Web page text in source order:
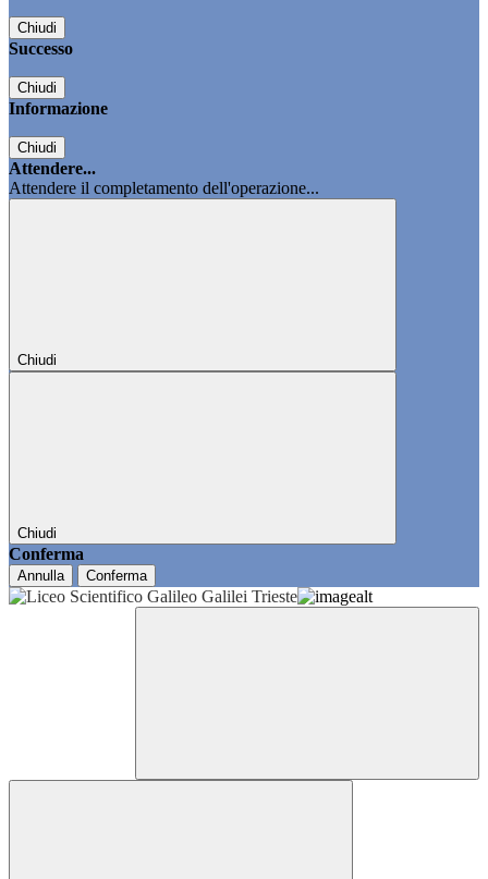
Chiudi
Successo
Chiudi
Informazione
Chiudi
Attendere...
Attendere il completamento dell'operazione...
Chiudi
Chiudi
Conferma
Annulla Conferma